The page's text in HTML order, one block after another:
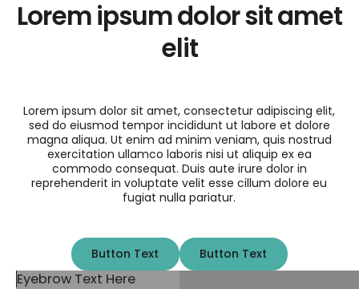
Lorem ipsum dolor sit amet
elit
Lorem ipsum dolor sit amet, consectetur adipiscing elit,
sed do eiusmod tempor incididunt ut labore et dolore
magna aliqua. Ut enim ad minim veniam, quis nostrud
exercitation ullamco laboris nisi ut aliquip ex ea
commodo consequat. Duis aute irure dolor in
reprehenderit in voluptate velit esse cillum dolore eu
fugiat nulla pariatur.
Button Text
Button Text Button Text
Button Text
Eyebrow Text Here